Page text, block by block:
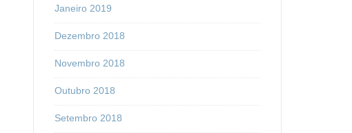
Janeiro 2019
Dezembro 2018
Novembro 2018
Outubro 2018
Setembro 2018